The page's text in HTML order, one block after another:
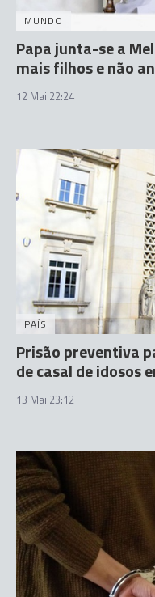
MUNDO
Papa junta-se a
mais filhos e não
12 Mai 22:24
PAÍS
Prisão preventiva
de casal de idosos
13 Mai 23:12